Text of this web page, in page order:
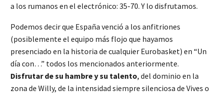
a los rumanos en el electrónico: 35-70. Y lo disfrutamos.
Podemos decir que España venció a los anfitriones
(posiblemente el equipo más flojo que hayamos
presenciado en la historia de cualquier Eurobasket) en “Un
día con…” todos los mencionados anteriormente.
Disfrutar de su hambre y su talento, del dominio en la
zona de Willy, de la intensidad siempre silenciosa de Vives o